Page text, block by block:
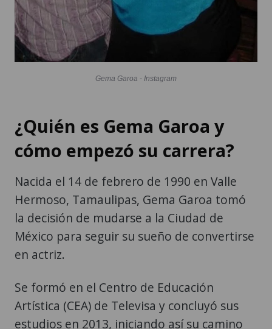
Gema Garoa - Instagram
¿Quién es Gema Garoa y
cómo empezó su carrera?
Nacida el 14 de febrero de 1990 en Valle
Hermoso, Tamaulipas, Gema Garoa tomó
la decisión de mudarse a la Ciudad de
México para seguir su sueño de convertirse
en actriz.
Se formó en el Centro de Educación
Artística (CEA) de Televisa y concluyó sus
estudios en 2013, iniciando así su camino